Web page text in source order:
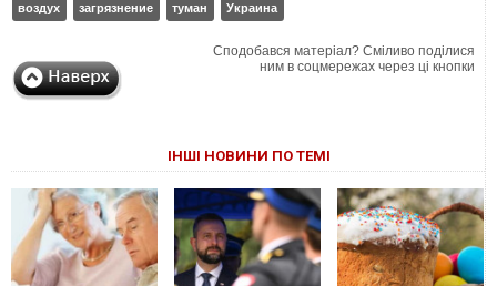
воздух загрязнение туман Украина
Сподобався матеріал? Сміливо поділися
ним в соцмережах через ці кнопки
ІНШІ НОВИНИ ПО ТЕМІ